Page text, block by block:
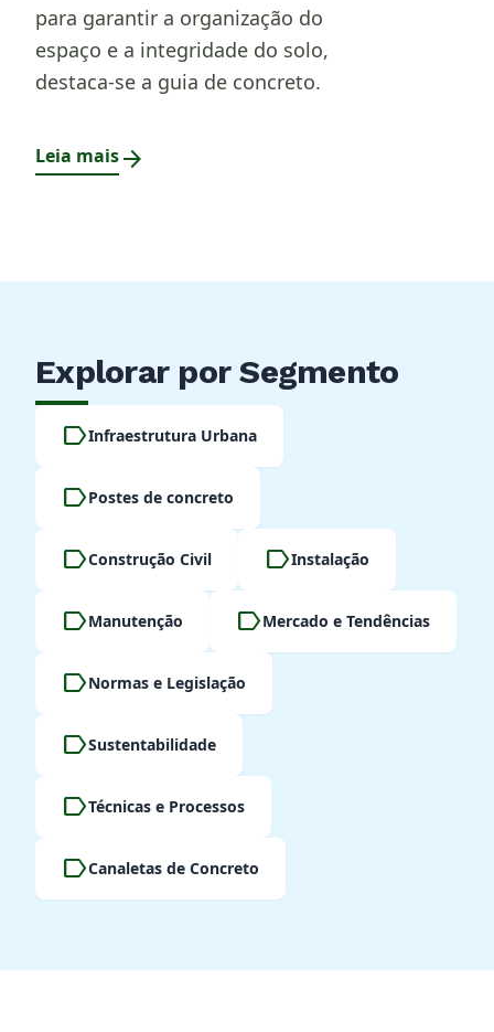
para garantir a organização do
espaço e a integridade do solo,
destaca-se a guia de concreto.
Leia maisarrow_forward
Explorar por Segmento
labelInfraestrutura Urbana
labelPostes de concreto
labelConstrução Civil labelInstalação
labelManutenção labelMercado e Tendências
labelNormas e Legislação
labelSustentabilidade
labelTécnicas e Processos
labelCanaletas de Concreto